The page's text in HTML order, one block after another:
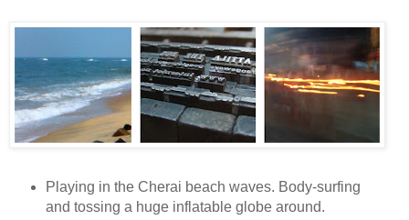
Playing in the Cherai beach waves. Body-surfing
and tossing a huge inflatable globe around.